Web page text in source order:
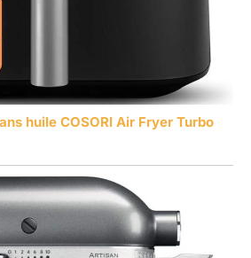
huile COSORI Air Fryer Turbo